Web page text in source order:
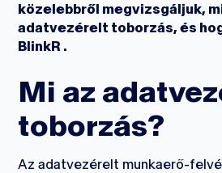
közelebbről megvizsgáljuk,
adatvezérelt toborzás, és
BlinkR .
Mi az
toborzás?
Az adatvezérelt munkaerő-